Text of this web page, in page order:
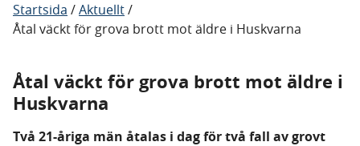
Startsida /Aktuellt/
Åtal väckt för grova brott mot äldre i Huskvarna
Åtal väckt för grova brott mot äldre i
Huskvarna
Två 21-åriga män åtalas i dag för två fall av grovt